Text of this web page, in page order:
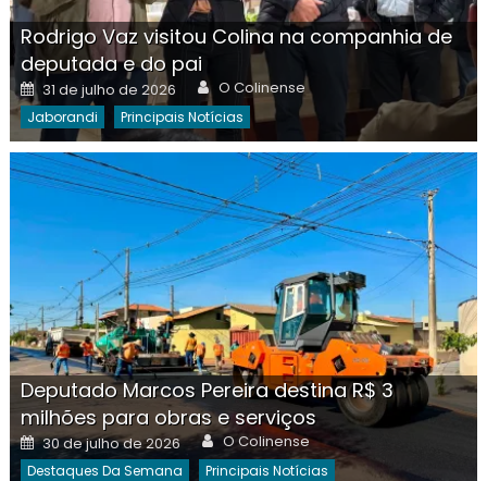
Rodrigo Vaz visitou Colina na companhia de
deputada e do pai
Posted
on
31 de julho de 2026 Author
O Colinense
Jaborandi Principais Notícias
Deputado Marcos Pereira destina R$ 3
milhões para obras e serviços
Posted
on
30 de julho de 2026 Author
O Colinense
Destaques Da Semana Principais Notícias